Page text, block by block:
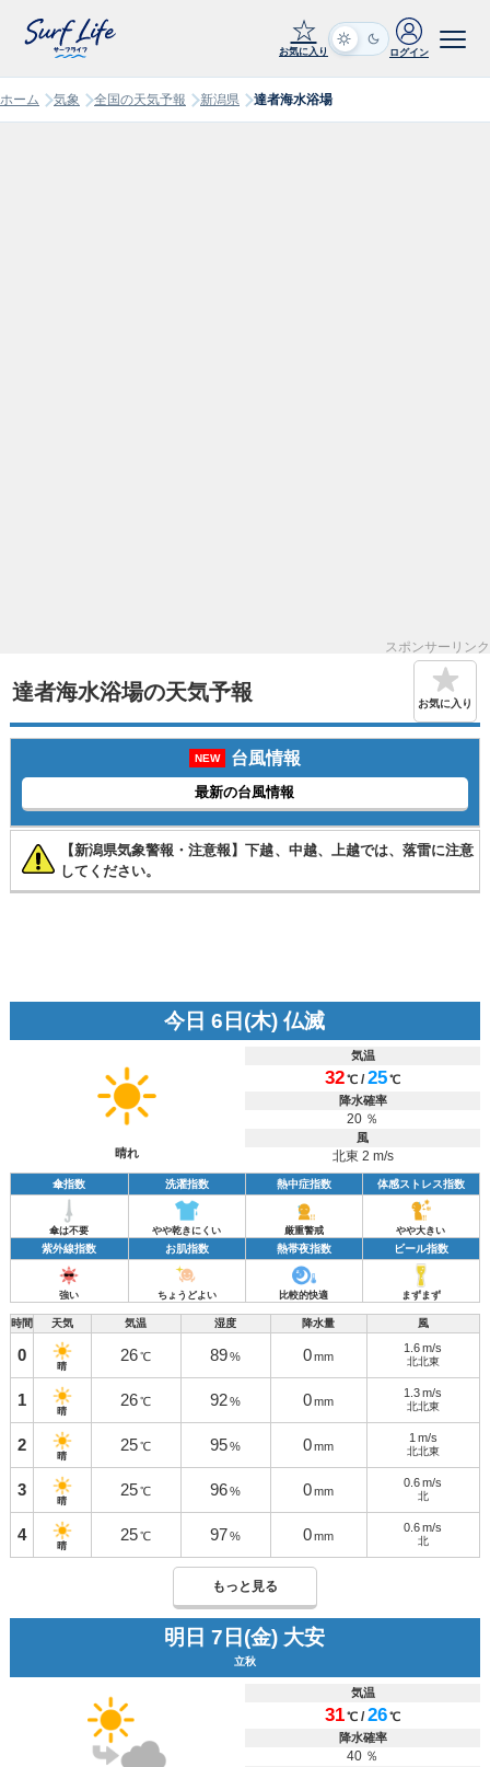
☆
お気に入り ログイン
ホーム 気象 全国の天気予報 新潟県 達者海水浴場
スポンサーリンク
達者海水浴場の天気予報 お気に入り
NEW 台風情報
最新の台風情報
【新潟県気象警報・注意報】下越、中越、上越では、落雷に注意
してください。
今日 6日(木) 仏滅
晴れ
気温
32℃ /25℃
降水確率
20 ％
風
北東 2 m/s
傘指数 洗濯指数 熱中症指数 体感ストレス指数
傘は不要 やや乾きにくい 厳重警戒 やや大きい
紫外線指数 お肌指数 熱帯夜指数 ビール指数
強い ちょうどよい 比較的快適 まずまず
時間 天気 気温 湿度 降水量 風
0
晴
26 ℃ 89 % 0 mm
1.6 m/s
北北東
1
晴
26 ℃ 92 % 0 mm
1.3 m/s
北北東
2
晴
25 ℃ 95 % 0 mm
1 m/s
北北東
3
晴
25 ℃ 96 % 0 mm
0.6 m/s
北
4
晴
25 ℃ 97 % 0 mm
0.6 m/s
北
もっと見る
明日 7日(金) 大安
立秋
気温
31℃ /26℃
降水確率
40 ％